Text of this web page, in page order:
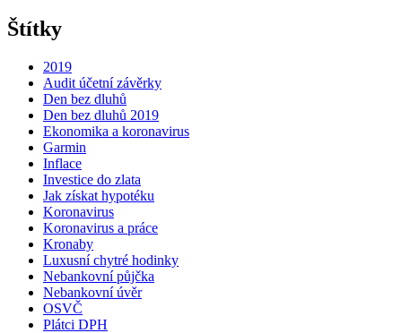
Štítky
2019
Audit účetní závěrky
Den bez dluhů
Den bez dluhů 2019
Ekonomika a koronavirus
Garmin
Inflace
Investice do zlata
Jak získat hypotéku
Koronavirus
Koronavirus a práce
Kronaby
Luxusní chytré hodinky
Nebankovní půjčka
Nebankovní úvěr
OSVČ
Plátci DPH